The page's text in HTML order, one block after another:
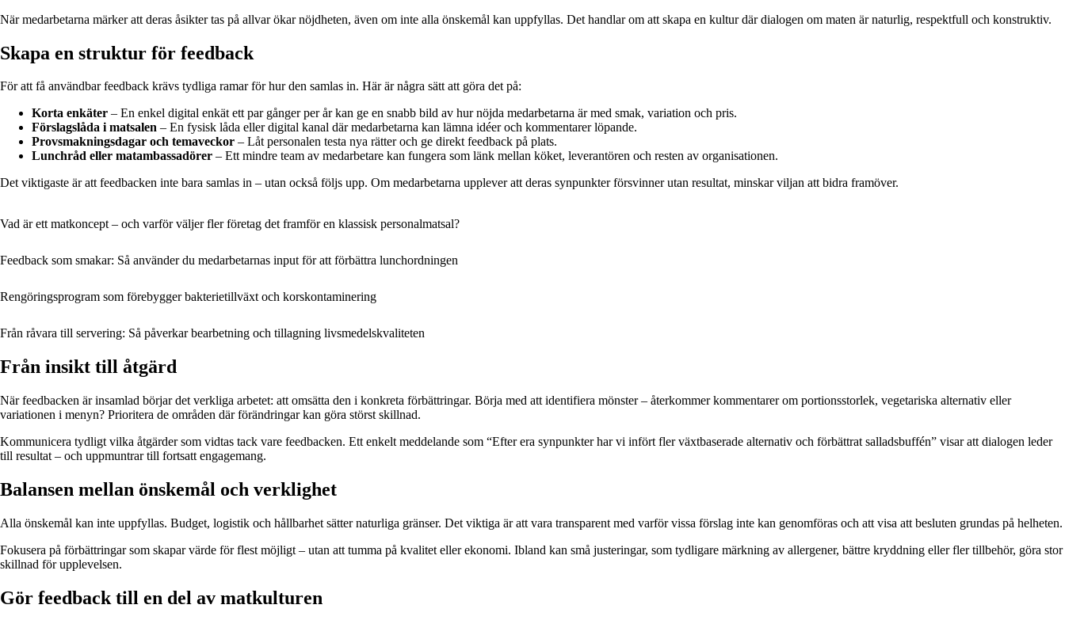
När medarbetarna märker att deras åsikter tas på allvar ökar nöjdheten, även om inte alla önskemål kan uppfyllas. Det handlar om att skapa en kultur där dialogen om maten är naturlig, respektfull och konstruktiv.
Skapa en struktur för feedback
För att få användbar feedback krävs tydliga ramar för hur den samlas in. Här är några sätt att göra det på:
Korta enkäter – En enkel digital enkät ett par gånger per år kan ge en snabb bild av hur nöjda medarbetarna är med smak, variation och pris.
Förslagslåda i matsalen – En fysisk låda eller digital kanal där medarbetarna kan lämna idéer och kommentarer löpande.
Provsmakningsdagar och temaveckor – Låt personalen testa nya rätter och ge direkt feedback på plats.
Lunchråd eller matambassadörer – Ett mindre team av medarbetare kan fungera som länk mellan köket, leverantören och resten av organisationen.
Det viktigaste är att feedbacken inte bara samlas in – utan också följs upp. Om medarbetarna upplever att deras synpunkter försvinner utan resultat, minskar viljan att bidra framöver.
Vad är ett matkoncept – och varför väljer fler företag det framför en klassisk personalmatsal?
Feedback som smakar: Så använder du medarbetarnas input för att förbättra lunchordningen
Rengöringsprogram som förebygger bakterietillväxt och korskontaminering
Från råvara till servering: Så påverkar bearbetning och tillagning livsmedelskvaliteten
Från insikt till åtgärd
När feedbacken är insamlad börjar det verkliga arbetet: att omsätta den i konkreta förbättringar. Börja med att identifiera mönster – återkommer kommentarer om portionsstorlek, vegetariska alternativ eller
variationen i menyn? Prioritera de områden där förändringar kan göra störst skillnad.
Kommunicera tydligt vilka åtgärder som vidtas tack vare feedbacken. Ett enkelt meddelande som “Efter era synpunkter har vi infört fler växtbaserade alternativ och förbättrat salladsbuffén” visar att dialogen leder
till resultat – och uppmuntrar till fortsatt engagemang.
Balansen mellan önskemål och verklighet
Alla önskemål kan inte uppfyllas. Budget, logistik och hållbarhet sätter naturliga gränser. Det viktiga är att vara transparent med varför vissa förslag inte kan genomföras och att visa att besluten grundas på helheten.
Fokusera på förbättringar som skapar värde för flest möjligt – utan att tumma på kvalitet eller ekonomi. Ibland kan små justeringar, som tydligare märkning av allergener, bättre kryddning eller fler tillbehör, göra stor
skillnad för upplevelsen.
Gör feedback till en del av matkulturen